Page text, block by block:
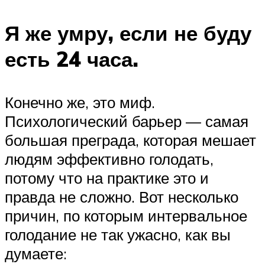
Я же умру, если не буду
есть 24 часа.
Конечно же, это миф.
Психологический барьер — самая
большая преграда, которая мешает
людям эффективно голодать,
потому что на практике это и
правда не сложно. Вот несколько
причин, по которым интервальное
голодание не так ужасно, как вы
думаете: